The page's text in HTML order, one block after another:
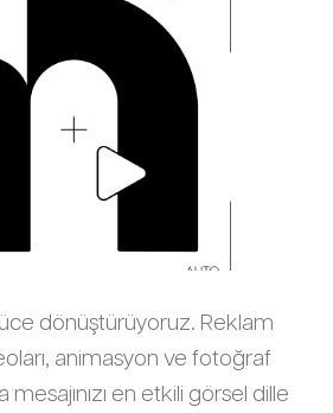
dönüştürüyoruz. Reklam
animasyon ve fotoğraf
mesajınızı en etkili görsel dille